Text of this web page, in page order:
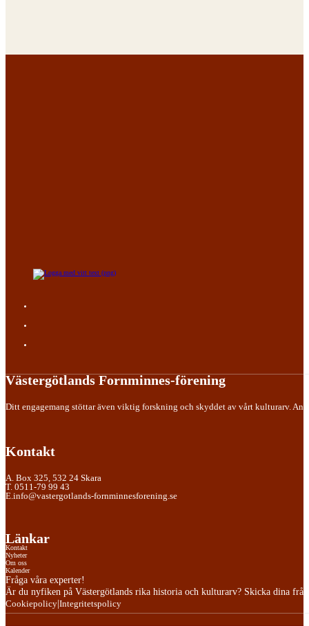
Västergötlands Fornminnes-förening
Ditt engagemang stöttar även viktig forskning och skyddet av vårt kulturarv.
Kontakt
A. Box 325, 532 24 Skara
T. 0511-79 99 43
E.info@vastergotlands-fornminnesforening.se
Länkar
Kontakt
Nyheter
Om oss
Kalender
Fråga våra experter!
Är du nyfiken på Västergötlands rika historia och kulturarv? Skicka dina
Cookiepolicy|Integritetspolicy